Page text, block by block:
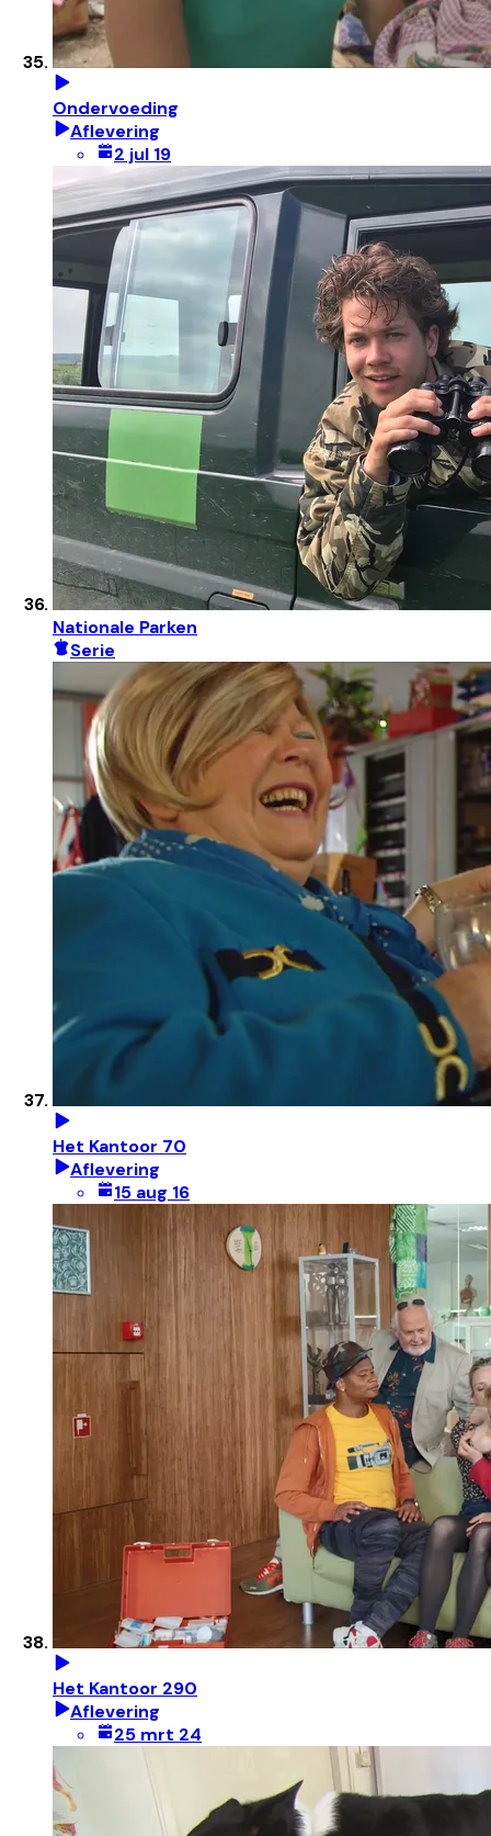
Ondervoeding
Aflevering
2 jul 19
Nationale Parken
Serie
Het Kantoor 70
Aflevering
15 aug 16
Het Kantoor 290
Aflevering
25 mrt 24